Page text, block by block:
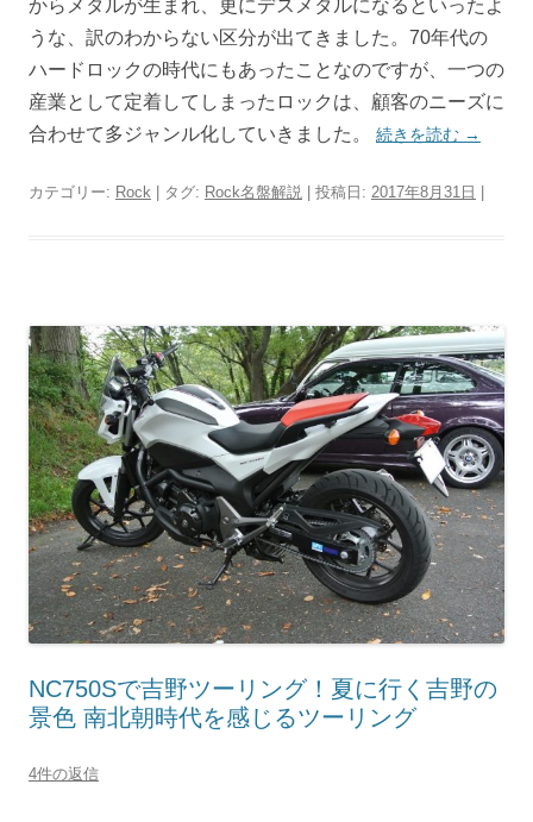
からメタルが生まれ、更にデスメタルになるといったよ
うな、訳のわからない区分が出てきました。70年代の
ハードロックの時代にもあったことなのですが、一つの
産業として定着してしまったロックは、顧客のニーズに
合わせて多ジャンル化していきました。
続きを読む →
カテゴリー: Rock | タグ: Rock名盤解説 | 投稿日: 2017年8月31日
NC750Sで吉野ツーリング！夏に行く吉野の
景色 南北朝時代を感じるツーリング
4件の返信